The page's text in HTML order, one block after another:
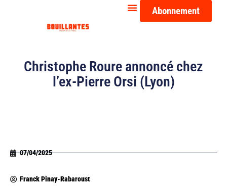
Abonnement
Christophe Roure annoncé chez
l’ex-Pierre Orsi (Lyon)
07/04/2025
Franck Pinay-Rabaroust